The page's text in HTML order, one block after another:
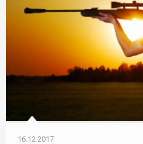
16.12.2017